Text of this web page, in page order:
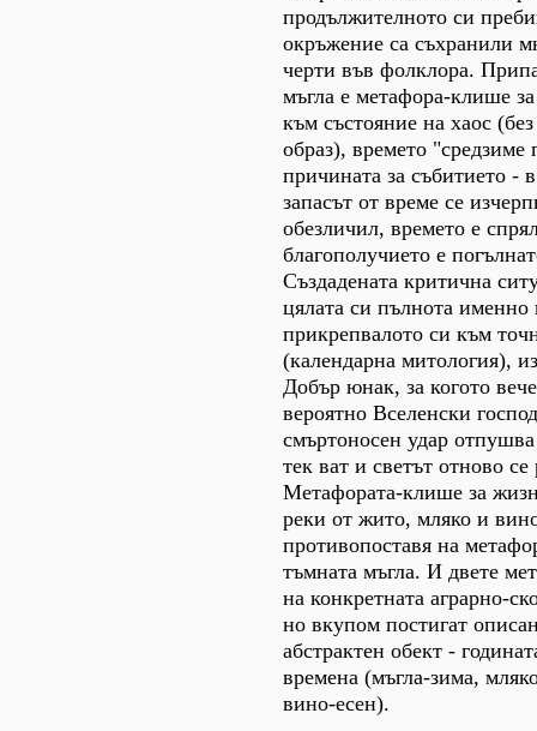
продължителното си
окръжение са съхранили
черти във фолклора.
мъгла е метафора-клише
към състояние на хаос
образ), времето "средзиме
причината за събитието -
запасът от време се
обезличил, времето е
благополучието е
Създадената критична
цялата си пълнота именно
прикрепвалото си към
(календарна митология),
Добър юнак, за когото
вероятно Вселенски
смъртоносен удар
тек ват и светът отново
Метафората-клише за
реки от жито, мляко и
противопоставя на
тъмната мъгла. И двете
на конкретната аграрно-
но вкупом постигат
абстрактен обект -
времена (мъгла-зима,
вино-есен).